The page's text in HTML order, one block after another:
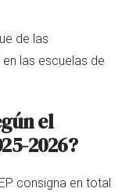
de las
las escuelas de
el
2026?
consigna en total